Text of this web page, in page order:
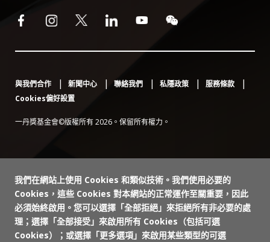
與我們合作 新聞中心 聯絡我們 私隱政策
服務條款
Cookies偏好設置
一丹獎基金會©版權所有 2026。保留所有權力。
我們在網站上使用 Cookies 和類似技術。我們使用必要的
Cookies，這些 Cookies 對本網站的正常運作至關重要，因此
必須始終啟用。您可以選擇「全部拒絕」來拒絕所有非必要的處
理；選擇「全部接受」來啟用所有 Cookies（包括可選
Cookies）；或選擇「更多選項」來啟用某些類型的可選